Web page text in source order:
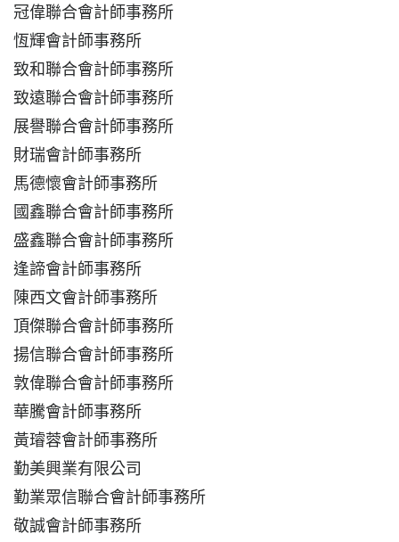
冠偉聯合會計師事務所
恆輝會計師事務所
致和聯合會計師事務所
致遠聯合會計師事務所
展譽聯合會計師事務所
財瑞會計師事務所
馬德懷會計師事務所
國鑫聯合會計師事務所
盛鑫聯合會計師事務所
逢諦會計師事務所
陳西文會計師事務所
頂傑聯合會計師事務所
揚信聯合會計師事務所
敦偉聯合會計師事務所
華騰會計師事務所
黃璿蓉會計師事務所
勤美興業有限公司
勤業眾信聯合會計師事務所
敬誠會計師事務所